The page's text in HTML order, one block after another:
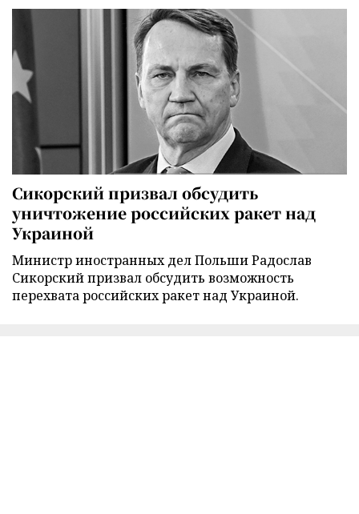
Сикорский призвал обсудить
уничтожение российских ракет над
Украиной
Министр иностранных дел Польши Радослав
Сикорский призвал обсудить возможность
перехвата российских ракет над Украиной.